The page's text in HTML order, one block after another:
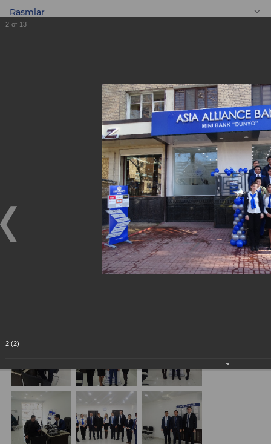
Rasmlar
Yangi «Dunyo» Mini
banki!
Yangi «Dunyo» Mini banki!
2 of 13
2 (2)